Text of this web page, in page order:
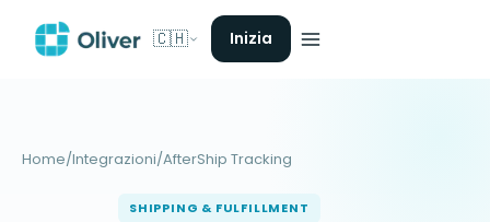
🇨🇭 Inizia
Home/Integrazioni/AfterShip Tracking
SHIPPING & FULFILLMENT